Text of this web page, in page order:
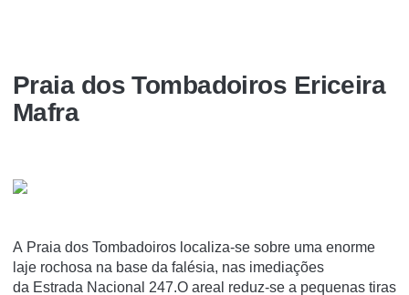
Praia dos Tombadoiros Ericeira
Mafra
A Praia dos Tombadoiros localiza-se sobre uma enorme
laje rochosa na base da falésia, nas imediações
da Estrada Nacional 247.O areal reduz-se a pequenas tiras